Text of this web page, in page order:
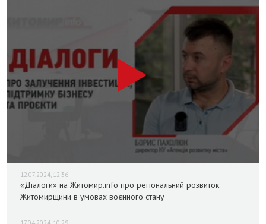
12.07.2024, 12:36
«Діалоги» на Житомир.info про регіональний розвиток
Житомирщини в умовах воєнного стану